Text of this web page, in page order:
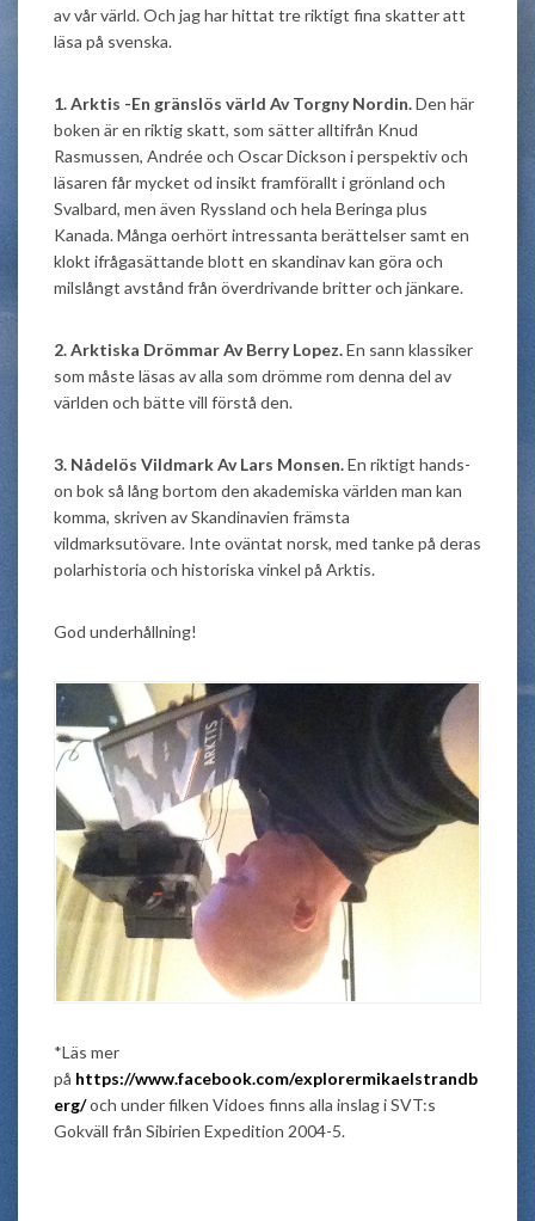
av vår värld. Och jag har hittat tre riktigt fina skatter att
läsa på svenska.
1. Arktis -En gränslös värld Av Torgny Nordin.Den här
boken är en riktig skatt, som sätter alltifrån Knud
Rasmussen, Andrée och Oscar Dickson i perspektiv och
läsaren får mycket od insikt framförallt i grönland och
Svalbard, men även Ryssland och hela Beringa plus
Kanada. Många oerhört intressanta berättelser samt en
klokt ifrågasättande blott en skandinav kan göra och
milslångt avstånd från överdrivande britter och jänkare.
2. Arktiska Drömmar Av Berry Lopez.En sann klassiker
som måste läsas av alla som drömme rom denna del av
världen och bätte vill förstå den.
3. Nådelös Vildmark Av Lars Monsen.En riktigt hands-
on bok så lång bortom den akademiska världen man kan
komma, skriven av Skandinavien främsta
vildmarksutövare. Inte oväntat norsk, med tanke på deras
polarhistoria och historiska vinkel på Arktis.
God underhållning!
*Läs mer
på https://www.facebook.com/explorermikaelstrandb
erg/och under filken Vidoes finns alla inslag i SVT:s
Gokväll från Sibirien Expedition 2004-5.